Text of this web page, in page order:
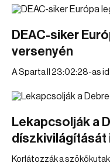
DEAC-siker
versenyén
A Sparta II 23:02:28-as
Lekapcsolják a
díszkivilágítását
Korlátozzák a